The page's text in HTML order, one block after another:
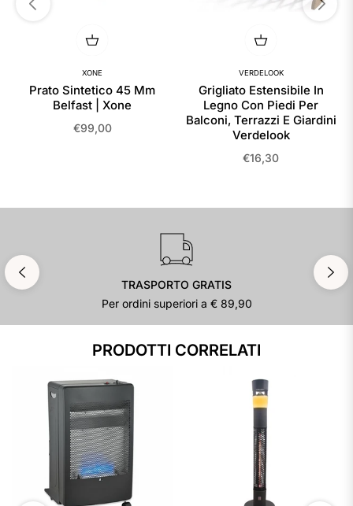
XONE
Prato Sintetico 45 Mm
Belfast | Xone
Prezzo
€99,00
VERDELOOK
Grigliato Estensibile In
Legno Con Piedi Per
Balconi, Terrazzi E Giardini
Verdelook
Prezzo
€16,30
TRASPORTO GRATIS
Per ordini superiori a € 89,90
PRODOTTI CORRELATI